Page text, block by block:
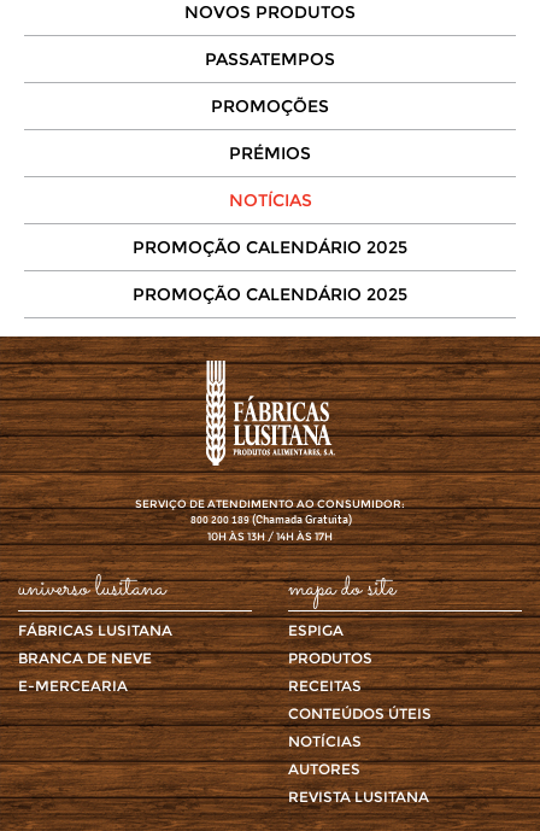
NOVOS PRODUTOS
PASSATEMPOS
PROMOÇÕES
PRÉMIOS
NOTÍCIAS
PROMOÇÃO CALENDÁRIO 2025
PROMOÇÃO CALENDÁRIO 2025
SERVIÇO DE ATENDIMENTO AO CONSUMIDOR:
800 200 189(Chamada Gratuita)
10H ÀS 13H / 14H ÀS 17H
universo lusitana
FÁBRICAS LUSITANA
BRANCA DE NEVE
E-MERCEARIA
mapa do site
ESPIGA
PRODUTOS
RECEITAS
CONTEÚDOS ÚTEIS
NOTÍCIAS
AUTORES
REVISTA LUSITANA